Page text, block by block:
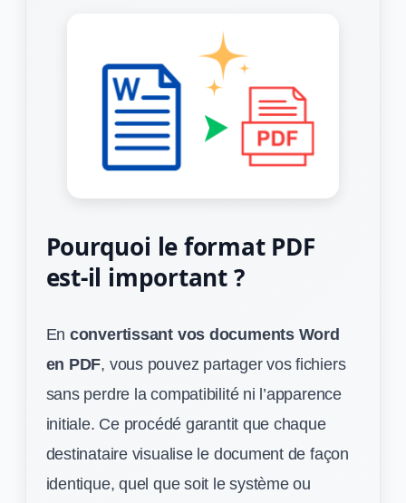
Pourquoi le format PDF
est-il important ?
En convertissant vos documents Word
en PDF, vous pouvez partager vos fichiers
sans perdre la compatibilité ni l’apparence
initiale. Ce procédé garantit que chaque
destinataire visualise le document de façon
identique, quel que soit le système ou